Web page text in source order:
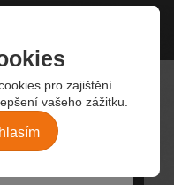
pro zajištění
vašeho zážitku.